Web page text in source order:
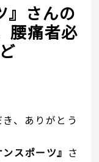
』さんの
腰痛者必
、ありがとう
スポーツ』 さ